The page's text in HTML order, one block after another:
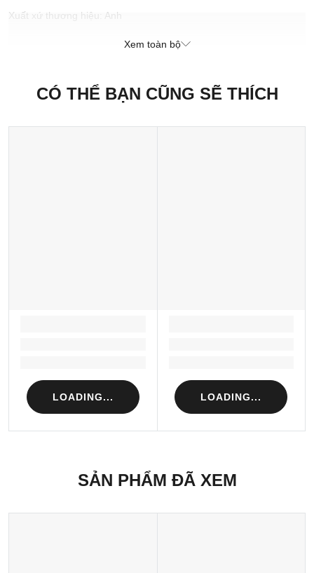
Xuất xứ thương hiệu: Anh
Xem toàn bộ
CÓ THỂ BẠN CŨNG SẼ THÍCH
LOADING... LOADING...
SẢN PHẨM ĐÃ XEM